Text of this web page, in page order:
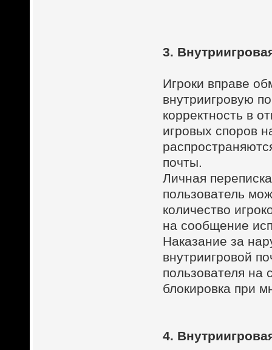
3.
Игроки вправе
внутриигровую
корректность в
игровых споров
почты.
Личная
пользователь
количество
на сообщение
Наказание за
внутриигровой
пользователя на
блокировка при
4.